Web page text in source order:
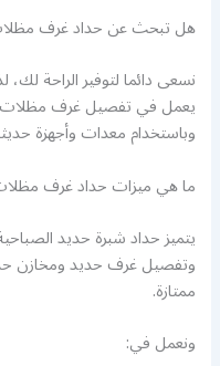
هل تبحث عن حداد غرف
نسعى دائما لتوفير الراحة
يعمل في تفصيل غرف مظلات
وباستخدام معدات وأجهزة
ما هي ميزات حداد غرف
يتميز حداد شبرة حديد
وتفصيل غرف حديد ومخازن
ممتازة.
ونعمل في: